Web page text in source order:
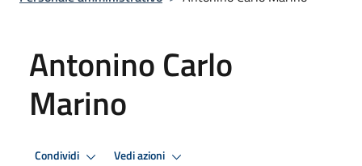
Antonino Carlo
Marino
Condividi Vedi azioni